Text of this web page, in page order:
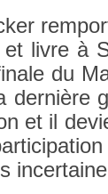
et livre à
du
dernière
et il